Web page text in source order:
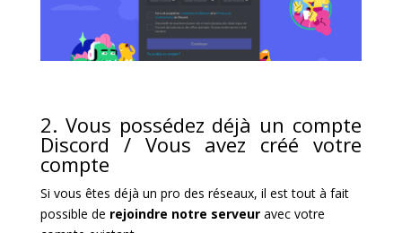
2. Vous possédez déjà un compte
Discord / Vous avez créé votre
compte
Si vous êtes déjà un pro des réseaux, il est tout à fait
possible de rejoindre notre serveuravec votre